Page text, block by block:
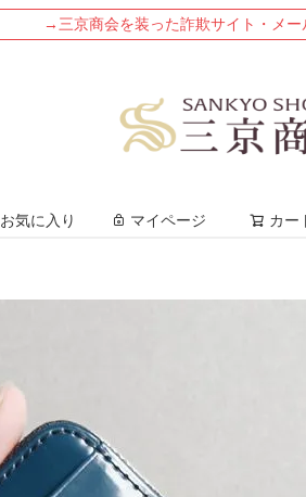
→三京商会を装った詐欺サイト・メー
お気に入り マイページ カー